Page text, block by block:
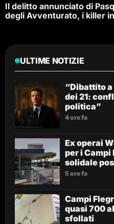
Il delitto annunciato di
degli Avventurato, i killer
ULTIME NOTIZIE
“Dibattito
dei 21:
politica”
4 ore fa
Ex operai
per i
solidale
5 ore fa
Campi
quasi 700
sfollati